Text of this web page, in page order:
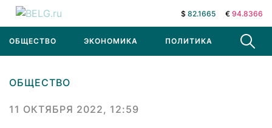
$ 82.1665 € 94.8366
ОБЩЕСТВО ЭКОНОМИКА ПОЛИТИКА В МИРЕ
ОБЩЕСТВО
11 ОКТЯБРЯ 2022, 12:59